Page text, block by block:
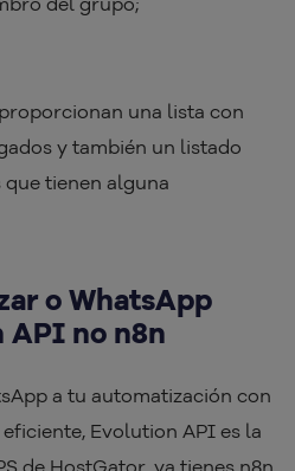
una lista con
y también un listado
tienen alguna
o WhatsApp
API no n8n
a tu automatización con
Evolution API es la
de HostGator, ya tienes n8n